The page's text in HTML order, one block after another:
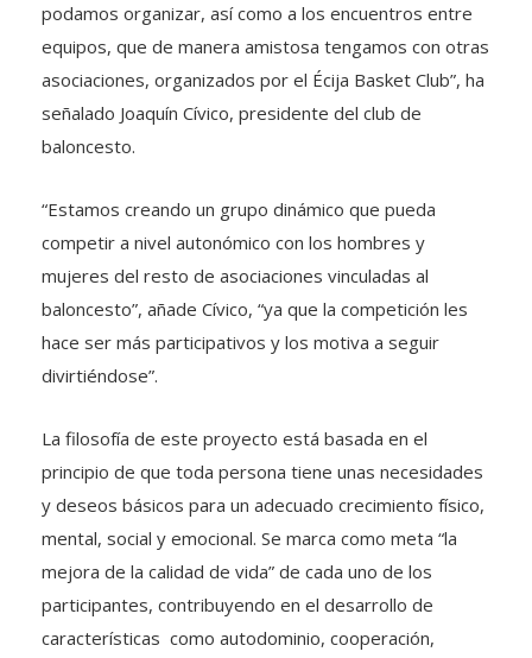
podamos organizar, así como a los encuentros entre
equipos, que de manera amistosa tengamos con otras
asociaciones, organizados por el Écija Basket Club”, ha
señalado Joaquín Cívico, presidente del club de
baloncesto.
“Estamos creando un grupo dinámico que pueda
competir a nivel autonómico con los hombres y
mujeres del resto de asociaciones vinculadas al
baloncesto”, añade Cívico, “ya que la competición les
hace ser más participativos y los motiva a seguir
divirtiéndose”.
La filosofía de este proyecto está basada en el
principio de que toda persona tiene unas necesidades
y deseos básicos para un adecuado crecimiento físico,
mental, social y emocional. Se marca como meta “la
mejora de la calidad de vida” de cada uno de los
participantes, contribuyendo en el desarrollo de
características como autodominio, cooperación,